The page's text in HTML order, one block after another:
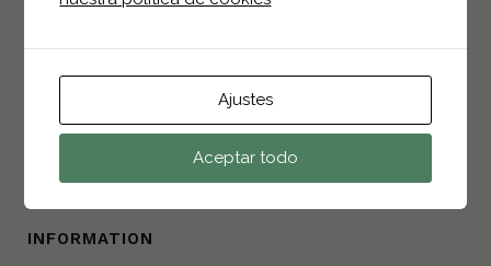
Polígono Industrial I-4, Parcela 25
03330, Crevillent, Alicante
+34 966 68 25 75
info@bioplantparrilla.com
INFORMATION
Ajustes
Aceptar todo